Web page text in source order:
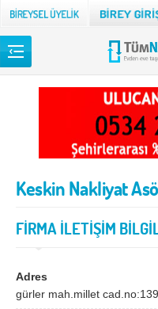
TÜM NAKLİYECİLER
Ağrı
Aksaray Amasya
Aydın
Bartın Batman
Back
Keskin Nakliyat
FİRMA İLETİŞİM
Adres
gürler mah.millet